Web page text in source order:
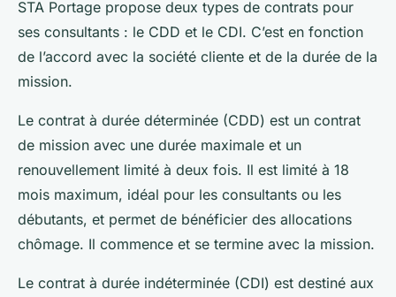
STA Portage propose deux types de contrats pour
ses consultants : le CDD et le CDI. C’est en fonction
de l’accord avec la société cliente et de la durée de la
mission.
Le contrat à durée déterminée (CDD) est un contrat
de mission avec une durée maximale et un
renouvellement limité à deux fois. Il est limité à 18
mois maximum, idéal pour les consultants ou les
débutants, et permet de bénéficier des allocations
chômage. Il commence et se termine avec la mission.
Le contrat à durée indéterminée (CDI) est destiné aux